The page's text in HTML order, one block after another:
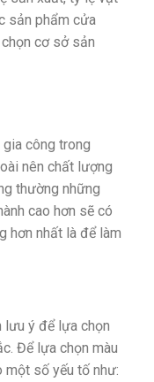
sản phẩm cửa
cơ sở sản
công trong
nên chất lượng
thường những
cao hơn sẽ có
hơn nhất là để làm
lưu ý để lựa chọn
Để lựa chọn màu
một số yếu tố như: